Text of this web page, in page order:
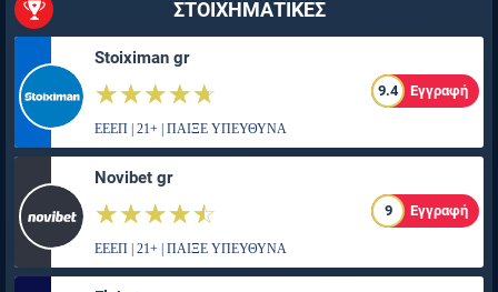
ΣΤΟΙΧΗΜΑΤΙΚΕΣ
Stoiximan gr
☆☆☆☆☆
★★★★★ 9.4 Εγγραφή
ΕΕΕΠ | 21+ | ΠΑΙΞΕ ΥΠΕΥΘΥΝΑ
Novibet gr
☆☆☆☆☆
★★★★★ 9 Εγγραφή
ΕΕΕΠ | 21+ | ΠΑΙΞΕ ΥΠΕΥΘΥΝΑ